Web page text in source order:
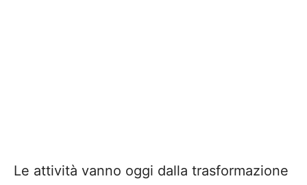
Le attività vanno oggi dalla trasformazione